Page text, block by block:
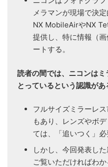
メラマンが現場で決
NX MobileAirやNX
提供し、特に情報（
ートする。
読者の間では、ニコンは
とっているという認識が
フルサイズミラーレ
もあり、レンズやボ
ては、「追いつく」必
しかし、今回発表し
ご覧いただければわ